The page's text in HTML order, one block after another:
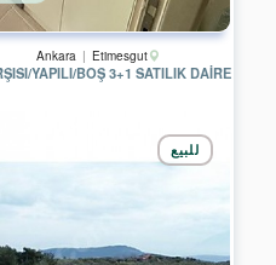
Ankara Etimesgut
للبيع